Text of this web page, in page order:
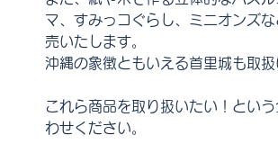
マ、すみっコぐらし、ミニオンズ
売いたします。
沖縄の象徴ともいえる首里城も取
これら商品を取り扱いたい！とい
わせください。